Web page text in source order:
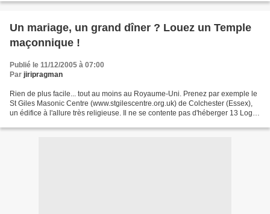
Un mariage, un grand dîner ? Louez un Temple
maçonnique !
Publié le 11/12/2005 à 07:00
Par jiripragman
Rien de plus facile... tout au moins au Royaume-Uni. Prenez par exemple le
St Giles Masonic Centre (www.stgilescentre.org.uk) de Colchester (Essex),
un édifice à l'allure très religieuse. Il ne se contente pas d'héberger 13 Loges